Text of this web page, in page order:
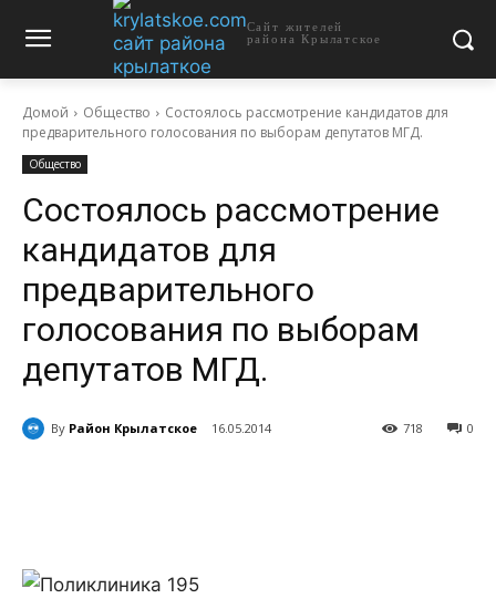
Сайт жителей
района Крылатское
Домой Общество
Состоялось рассмотрение кандидатов для
предварительного голосования по выборам депутатов МГД.
Общество
Состоялось рассмотрение
кандидатов для
предварительного
голосования по выборам
депутатов МГД.
By Район Крылатское 16.05.2014 0
718